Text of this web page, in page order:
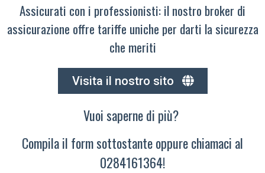
Assicurati con i professionisti: il nostro broker di
assicurazione offre tariffe uniche per darti la sicurezza
che meriti
Visita il nostro sito
Vuoi saperne di più?
Compila il form sottostante oppure chiamaci al
0284161364!